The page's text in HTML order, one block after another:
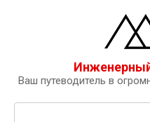
Ваш путеводитель в
Поиск: